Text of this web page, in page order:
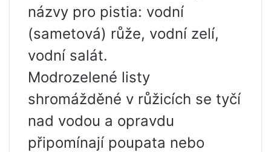
názvy pro pistia: vodní
(sametová) růže, vodní zelí,
vodní salát.
Modrozelené listy
shromážděné v růžicích se tyčí
nad vodou a opravdu
připomínají poupata nebo